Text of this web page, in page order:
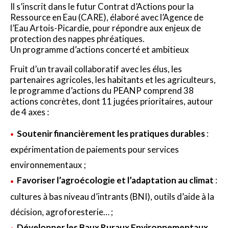
Il s’inscrit dans le futur Contrat d’Actions pour la
Ressource en Eau (CARE), élaboré avec l’Agence de
l’Eau Artois-Picardie, pour répondre aux enjeux de
protection des nappes phréatiques.
Un programme d’actions concerté et ambitieux
Fruit d’un travail collaboratif avec les élus, les
partenaires agricoles, les habitants et les agriculteurs,
le programme d’actions du PEANP comprend 38
actions concrètes, dont 11 jugées prioritaires, autour
de 4 axes :
Soutenir financièrement les pratiques durables:
expérimentation de paiements pour services
environnementaux ;
Favoriser l’agroécologie et l’adaptation au climat :
cultures à bas niveau d’intrants (BNI), outils d’aide à la
décision, agroforesterie… ;